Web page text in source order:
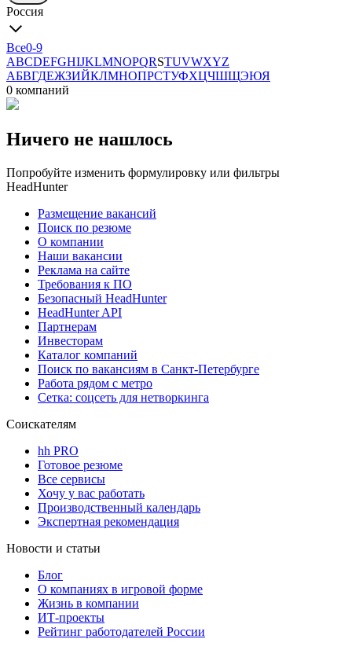
Россия
Все0-9
ABCDEFGHIJKLMNOPQRSTUVWXYZ
АБВГДЕЖЗИЙКЛМНОПРСТУФХЦЧШЩЭЮЯ
0 компаний
Ничего не нашлось
Попробуйте изменить формулировку или фильтры
HeadHunter
Размещение вакансий
Поиск по резюме
О компании
Наши вакансии
Реклама на сайте
Требования к ПО
Безопасный HeadHunter
HeadHunter API
Партнерам
Инвесторам
Каталог компаний
Поиск по вакансиям в Санкт-Петербурге
Работа рядом с метро
Сетка: соцсеть для нетворкинга
Соискателям
hh PRO
Готовое резюме
Все сервисы
Хочу у вас работать
Производственный календарь
Экспертная рекомендация
Новости и статьи
Блог
О компаниях в игровой форме
Жизнь в компании
ИТ-проекты
Рейтинг работодателей России